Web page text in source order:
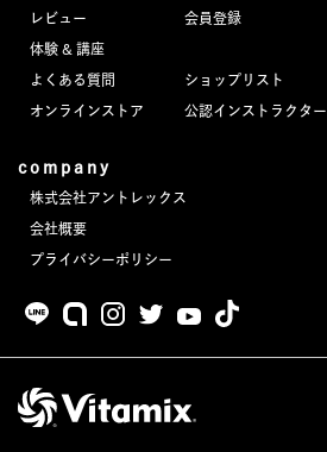
レビュー
体験 & 講座
よくある質問
オンラインストア
会員登録
ショップリスト
公認インストラクター
company
株式会社アントレックス
会社概要
プライバシーポリシー